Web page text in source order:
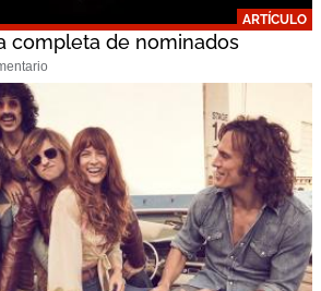
ARTÍCULO
completa de nominados